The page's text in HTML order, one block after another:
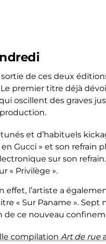
de ces deux
premier titre déjà
oscillent des graves
et d’habituels
Gucci » et son refrain
sur son
« Privilège ».
effet, l’artiste a
« Sur Paname ». Sept
de ce nouveau
compilation Art de rue